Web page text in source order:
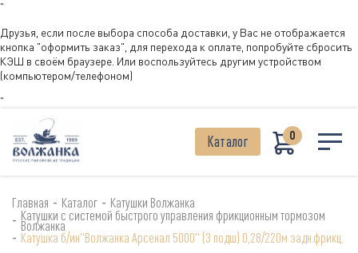
"
Друзья, если после выбора способа доставки, у Вас не отображается
кнопка "оформить заказ", для перехода к оплате, попробуйте сбросить
КЭШ в своём браузере. Или воспользуйтесь другим устройством
(компьютером/телефоном)
"
Каталог 0
Главная - Каталог - Катушки Волжанка
- Катушки с системой быстрого управления фрикционным тормозом
Волжанка
- Катушка б/ин"Волжанка Арсенал 5000" (3 подш) 0,28/220м задн.фрикц.